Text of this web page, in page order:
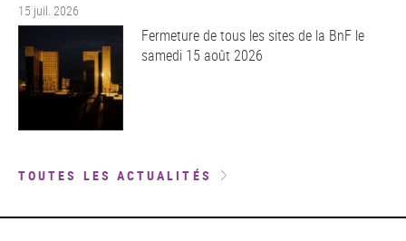
15 juil. 2026
Fermeture de tous les sites de la BnF le
samedi 15 août 2026
TOUTES LES ACTUALITÉS